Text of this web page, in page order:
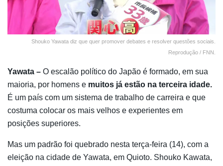
Shouko Yawata diz que quer promover debates e resolver questões sociais.
Reprodução / FNN.
Yawata – O escalão político do Japão é formado, em sua
maioria, por homens e muitos já estão na terceira idade.
É um país com um sistema de trabalho de carreira e que
costuma colocar os mais velhos e experientes em
posições superiores.
Mas um padrão foi quebrado nesta terça-feira (14), com a
eleição na cidade de Yawata, em Quioto. Shouko Kawata,